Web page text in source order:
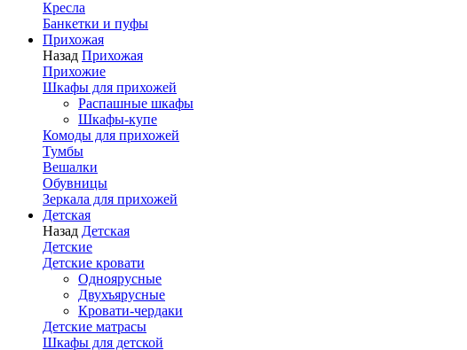
Кресла
Банкетки и пуфы
Прихожая
Назад Прихожая
Прихожие
Шкафы для прихожей
Распашные шкафы
Шкафы-купе
Комоды для прихожей
Тумбы
Вешалки
Обувницы
Зеркала для прихожей
Детская
Назад Детская
Детские
Детские кровати
Одноярусные
Двухъярусные
Кровати-чердаки
Детские матрасы
Шкафы для детской